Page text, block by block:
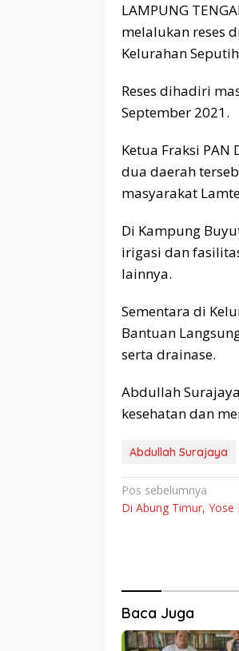
LAMPUNG
melalukan reses
Kelurahan
Reses dihadiri
September 2021.
Ketua Fraksi
dua daerah
masyarakat
Di Kampung
irigasi dan
lainnya.
Sementara di
Bantuan
serta drainase.
Abdullah
kesehatan dan
Abdullah Surajaya
Navigasi
pos
Pos sebelumnya
Di Abung Timur, Yose
Baca Juga